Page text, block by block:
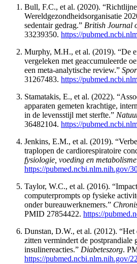
Bull, F.C., et al. (2020).
Wereldgezondheidsorganisatie
sedentair gedrag.” British Journal
33239350. https://
Murphy, M.H., et al. (2019). “De
vergeleken met geaccumuleerde
een meta-analytische review.”
31267483. https://
Stamatakis, E., et al. (2022).
apparaten gemeten krachtige,
in de levensstijl met sterfte.”
36482104. https://
Jenkins, E.M., et al. (2019).
traplopen de cardiorespiratoire
fysiologie, voeding en metabolisme
https://pubmed.ncbi.nlm.nih.gov/
Taylor, W.C., et al. (2016).
computerprompts op fysieke
onder bureauwerknemers.”
PMID 27854422. https://
Dunstan, D.W., et al. (2012).
zitten vermindert de postprandiale
insulinereacties.” Diabeteszorg.
https://pubmed.ncbi.nlm.nih.gov/